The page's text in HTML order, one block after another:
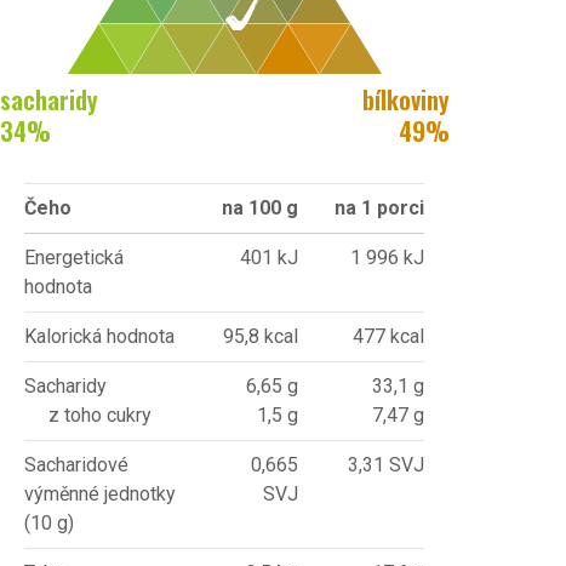
sacharidy
34%
bílkoviny
49%
Čeho na 100 g na 1 porci
Energetická
hodnota
401 kJ 1 996 kJ
Kalorická hodnota 95,8 kcal 477 kcal
Sacharidy
z toho cukry
6,65 g
1,5 g
33,1 g
7,47 g
Sacharidové
výměnné jednotky
(10 g)
0,665
SVJ
3,31 SVJ